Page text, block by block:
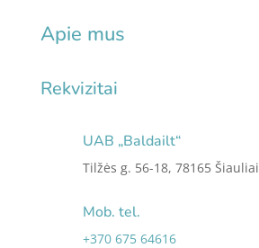
Apie mus
Rekvizitai
UAB „Baldailt“
Tilžės g. 56-18, 78165 Šiauliai
Mob. tel.
+370 675 64616